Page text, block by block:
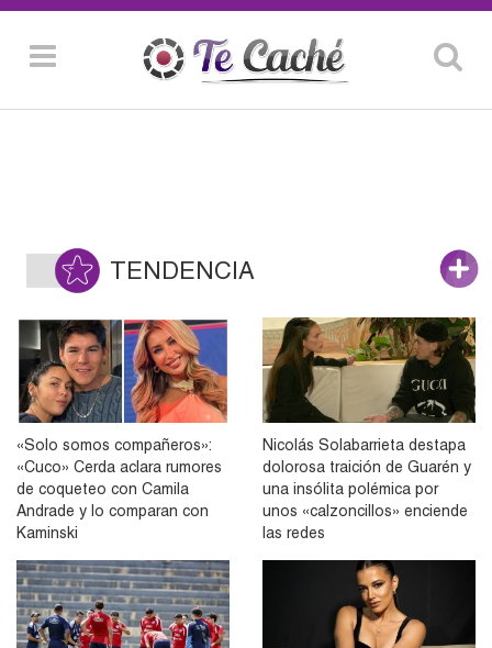
TENDENCIA
«Solo somos compañeros»:
«Cuco» Cerda aclara rumores
de coqueteo con Camila
Andrade y lo comparan con
Kaminski
Nicolás Solabarrieta destapa
dolorosa traición de Guarén y
una insólita polémica por
unos «calzoncillos» enciende
las redes